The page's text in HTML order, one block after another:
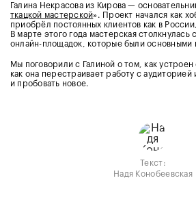
Галина Некрасова из Кирова —
ткацкой мастерской». Проект начался как
приобрёл постоянных клиентов как в
В марте этого года мастерская столкнулась
онлайн-площадок, которые были основными
Мы поговорили с Галиной о том, как устроен
как она перестраивает работу с аудиторией
и пробовать новое.
Текст:
Надя Конобеевская